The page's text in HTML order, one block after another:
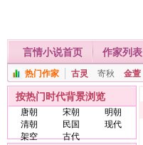
言情小说首页 作家列表
热门作家 古灵 寄秋 金萱
按热门时代背景浏览
唐朝 宋朝
明朝
清朝
民国
现代
架空
古代